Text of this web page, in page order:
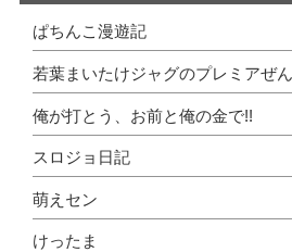
ぱちんこ漫遊記
若葉まいたけジャグのプレミアぜ
俺が打とう、お前と俺の金で!!
スロジョ日記
萌えセン
けったま